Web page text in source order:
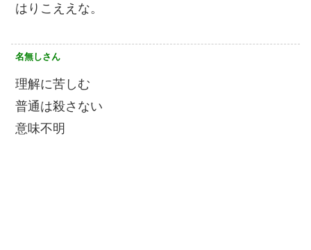
はりこええな。
名無しさん
理解に苦しむ
普通は殺さない
意味不明